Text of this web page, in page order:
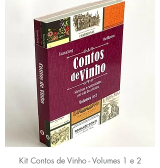
Kit Contos de Vinho - Volumes 1 e 2